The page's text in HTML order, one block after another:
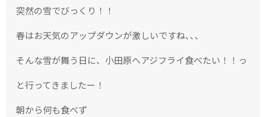
突然の雪でびっくり！！
春はお天気のアップダウンが激しいですね､､､
そんな雪が舞う日に、小田原へアジフライ食べたい！！っ
と行ってきましたー！
朝から何も食べず